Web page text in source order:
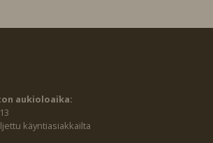
aukioloaika:
käyntiasiakkailta